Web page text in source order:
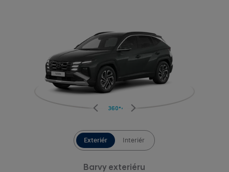
360°
Exteriér Interiér
Barvy exteriéru